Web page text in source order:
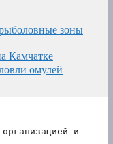
зоны
Камчатке
омулей
и